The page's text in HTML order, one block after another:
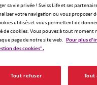
Loire
sa vie privée ! Swiss Life et ses
votre navigation ou vous proposer
utilisés et vous permettent de
cookies. Vous pouvez à tout moment
page de notre site web. Pour plus
des cookies".
Tout refuser